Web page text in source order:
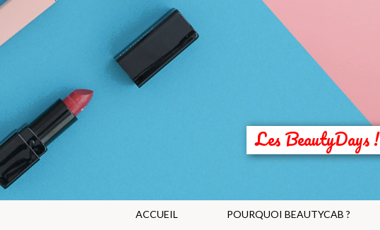
Les BeautyDays !
ACCUEIL POURQUOI BEAUTYCAB ?